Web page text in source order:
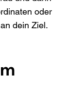
oder
dein Ziel.